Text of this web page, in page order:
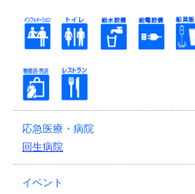
応急医療・病院
回生病院
イベント